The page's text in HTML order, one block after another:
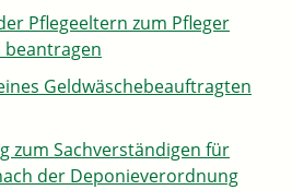
Pflegeeltern zum Pfleger
Geldwäschebeauftragten
zum Sachverständigen für
der Deponieverordnung